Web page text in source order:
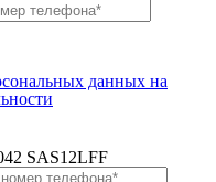
данных на
SAS12LFF